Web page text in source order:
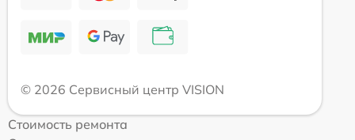
© 2026 Сервисный центр VISION
Стоимость ремонта